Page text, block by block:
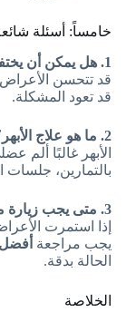
خامساً: أسئلة
1. هل يمكن أن يختفي شد الرقبة بالراحة فقط؟
قد تتحسن الأعراض
قد تعود المشكلة.
2. ما هو علاج الأبهر؟
الأبهر غالبًا ألم
بالتمارين، جلسات
3. متى يجب زيارة مركز علاج طبيعي؟
إذا استمرت
يجب مراجعة
الحالة بدقة.
الخلاصة